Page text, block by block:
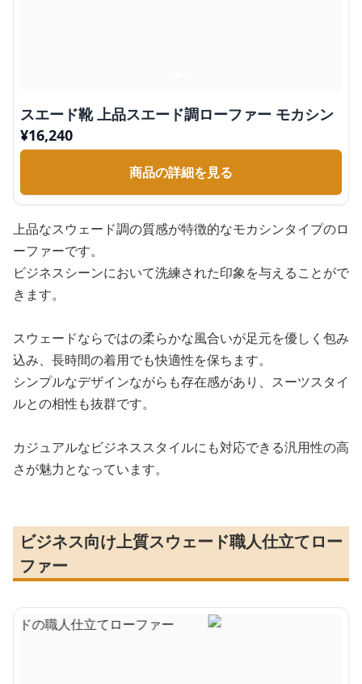
スエード靴 上品スエード調ローファー モカシン
¥16,240
商品の詳細を見る
上品なスウェード調の質感が特徴的なモカシンタイプのロ
ーファーです。
ビジネスシーンにおいて洗練された印象を与えることがで
きます。
スウェードならではの柔らかな風合いが足元を優しく包み
込み、長時間の着用でも快適性を保ちます。
シンプルなデザインながらも存在感があり、スーツスタイ
ルとの相性も抜群です。
カジュアルなビジネススタイルにも対応できる汎用性の高
さが魅力となっています。
ビジネス向け上質スウェード職人仕立てロー
ファー